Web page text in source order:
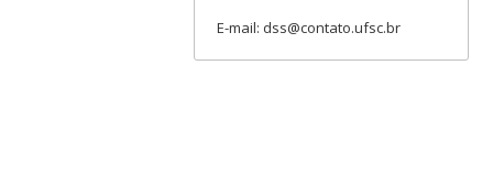
E-mail: dss@contato.ufsc.br